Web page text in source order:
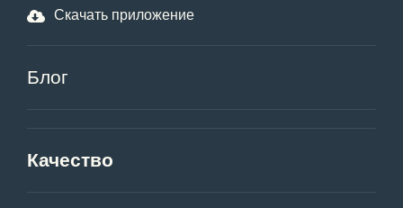
Скачать приложение
Блог
Качество